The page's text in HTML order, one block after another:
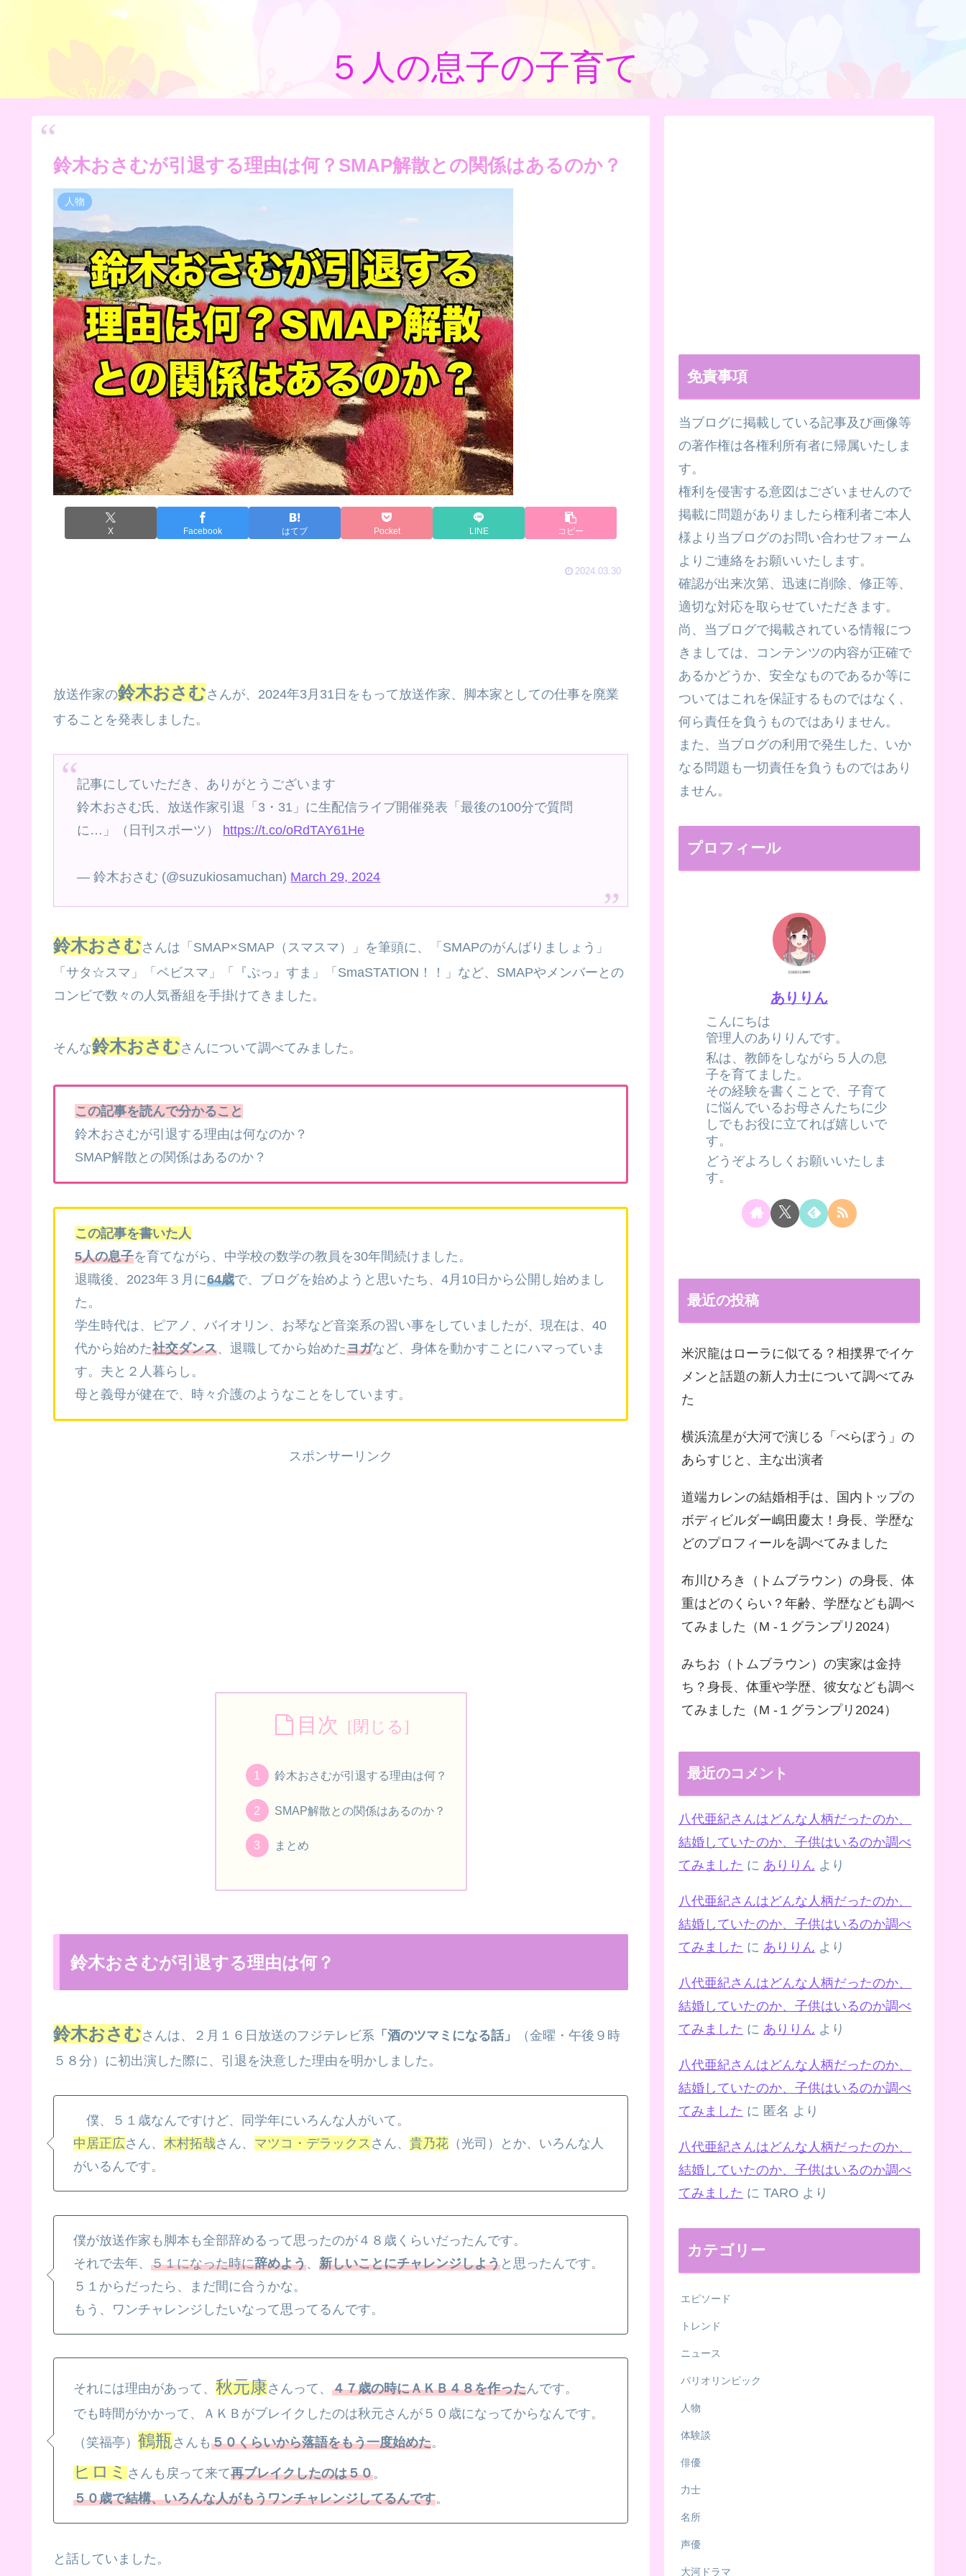
５人の息子の子育て
鈴木おさむが引退する理由は何？SMAP解散との関係はあるのか？
人物
X Facebook はてブ Pocket LINE コピー
2024.03.30
放送作家の鈴木おさむさんが、2024年3月31日をもって放送作家、脚本家としての仕事を廃業
することを発表しました。
記事にしていただき、ありがとうございます
鈴木おさむ氏、放送作家引退「3・31」に生配信ライブ開催発表「最後の100分で質問
に…」（日刊スポーツ） https://t.co/oRdTAY61He
— 鈴木おさむ (@suzukiosamuchan) March 29, 2024
鈴木おさむさんは「SMAP×SMAP（スマスマ）」を筆頭に、「SMAPのがんばりましょう」
「サタ☆スマ」「ベビスマ」「『ぷっ』すま」「SmaSTATION！！」など、SMAPやメンバーとの
コンビで数々の人気番組を手掛けてきました。
そんな鈴木おさむさんについて調べてみました。
この記事を読んで分かること
鈴木おさむが引退する理由は何なのか？
SMAP解散との関係はあるのか？
この記事を書いた人
5人の息子を育てながら、中学校の数学の教員を30年間続けました。
退職後、2023年３月に64歳で、ブログを始めようと思いたち、4月10日から公開し始めまし
た。
学生時代は、ピアノ、バイオリン、お琴など音楽系の習い事をしていましたが、現在は、40
代から始めた社交ダンス、退職してから始めたヨガなど、身体を動かすことにハマっていま
す。夫と２人暮らし。
母と義母が健在で、時々介護のようなことをしています。
スポンサーリンク
目次
鈴木おさむが引退する理由は何？
SMAP解散との関係はあるのか？
まとめ
鈴木おさむが引退する理由は何？
鈴木おさむさんは、２月１６日放送のフジテレビ系 「酒のツマミになる話」
（金曜・午後９時
５８分）に初出演した際に、引退を決意した理由を明かしました。
僕、５１歳なんですけど、同学年にいろんな人がいて。
中居正広さん、 木村拓哉さん、 マツコ・デラックス さん、 貴乃花 （光司）とか、いろんな人
がいるんです。
僕が放送作家も脚本も全部辞めるって思ったのが４８歳くらいだったんです。
それで去年、 ５１になった時に辞めよう、 新しいことにチャレンジしようと思ったんです。
５１からだったら、まだ間に合うかな。
もう、ワンチャレンジしたいなって思ってるんです。
それには理由があって、 秋元康さんって、 ４７歳の時にＡＫＢ４８を作ったんです。
でも時間がかかって、ＡＫＢがブレイクしたのは秋元さんが５０歳になってからなんです。
（笑福亭） 鶴瓶さんも５０くらいから落語をもう一度始めた。
ヒロミさんも戻って来て再ブレイクしたのは５０。
５０歳で結構、いろんな人がもうワンチャレンジしてるんです。
と話していました。
免責事項
当ブログに掲載している記事及び画像等
の著作権は各権利所有者に帰属いたしま
す。
権利を侵害する意図はございませんので
掲載に問題がありましたら権利者ご本人
様より当ブログのお問い合わせフォーム
よりご連絡をお願いいたします。
確認が出来次第、迅速に削除、修正等、
適切な対応を取らせていただきます。
尚、当ブログで掲載されている情報につ
きましては、コンテンツの内容が正確で
あるかどうか、安全なものであるか等に
ついてはこれを保証するものではなく、
何ら責任を負うものではありません。
また、当ブログの利用で発生した、いか
なる問題も一切責任を負うものではあり
ません。
プロフィール
ありりん
こんにちは
管理人のありりんです。
私は、教師をしながら５人の息
子を育てました。
その経験を書くことで、子育て
に悩んでいるお母さんたちに少
しでもお役に立てれば嬉しいで
す。
どうぞよろしくお願いいたしま
す。
最近の投稿
米沢龍はローラに似てる？相撲界でイケ
メンと話題の新人力士について調べてみ
た
横浜流星が大河で演じる「べらぼう」の
あらすじと、主な出演者
道端カレンの結婚相手は、国内トップの
ボディビルダー嶋田慶太！身長、学歴な
どのプロフィールを調べてみました
布川ひろき（トムブラウン）の身長、体
重はどのくらい？年齢、学歴なども調べ
てみました（M -１グランプリ2024）
みちお（トムブラウン）の実家は金持
ち？身長、体重や学歴、彼女なども調べ
てみました（M -１グランプリ2024）
最近のコメント
八代亜紀さんはどんな人柄だったのか、
結婚していたのか、子供はいるのか調べ
てみました に ありりん より
八代亜紀さんはどんな人柄だったのか、
結婚していたのか、子供はいるのか調べ
てみました に ありりん より
八代亜紀さんはどんな人柄だったのか、
結婚していたのか、子供はいるのか調べ
てみました に ありりん より
八代亜紀さんはどんな人柄だったのか、
結婚していたのか、子供はいるのか調べ
てみました に 匿名 より
八代亜紀さんはどんな人柄だったのか、
結婚していたのか、子供はいるのか調べ
てみました に TARO より
カテゴリー
エピソード
トレンド
ニュース
パリオリンピック
人物
体験談
俳優
力士
名所
声優
大河ドラマ